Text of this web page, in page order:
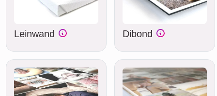
Leinwand Dibond